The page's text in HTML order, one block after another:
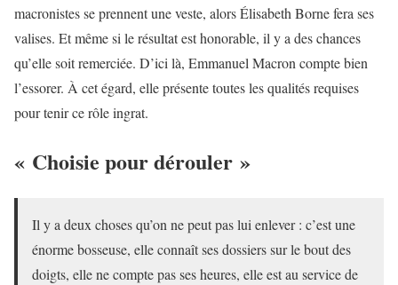
macronistes se prennent une veste, alors Élisabeth Borne fera ses
valises. Et même si le résultat est honorable, il y a des chances
qu’elle soit remerciée. D’ici là, Emmanuel Macron compte bien
l’essorer. À cet égard, elle présente toutes les qualités requises
pour tenir ce rôle ingrat.
« Choisie pour dérouler »
Il y a deux choses qu’on ne peut pas lui enlever : c’est une
énorme bosseuse, elle connaît ses dossiers sur le bout des
doigts, elle ne compte pas ses heures, elle est au service de